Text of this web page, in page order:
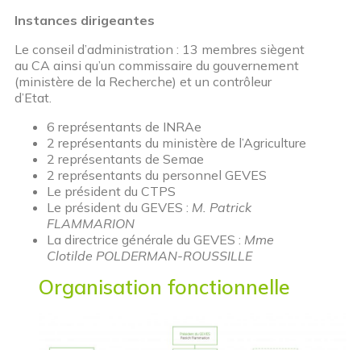
Instances dirigeantes
Le conseil d’administration : 13 membres siègent
au CA ainsi qu’un commissaire du gouvernement
(ministère de la Recherche) et un contrôleur
d’Etat.
6 représentants de INRAe
2 représentants du ministère de l’Agriculture
2 représentants de Semae
2 représentants du personnel GEVES
Le président du CTPS
Le président du GEVES : M. Patrick
FLAMMARION
La directrice générale du GEVES : Mme
Clotilde POLDERMAN-ROUSSILLE
Organisation fonctionnelle